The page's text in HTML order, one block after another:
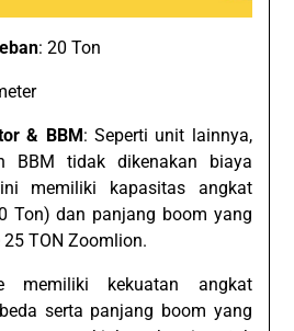
: 20 Ton
& BBM: Seperti unit lainnya,
BBM tidak dikenakan biaya
memiliki kapasitas angkat
Ton) dan panjang boom yang
TON Zoomlion.
memiliki kekuatan angkat
serta panjang boom yang